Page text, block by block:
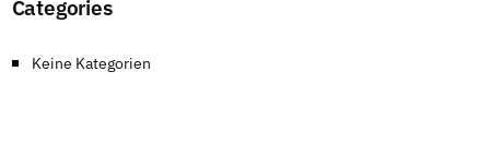
Categories
Keine Kategorien